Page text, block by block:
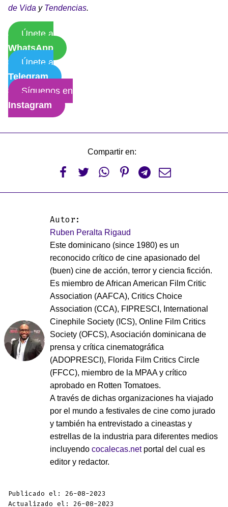
de Vida y Tendencias.
Únete a
WhatsApp
Únete a
Telegram
Síguenos en
Instagram
Compartir en:
     
Autor:
Ruben Peralta Rigaud
Este dominicano (since 1980) es un
reconocido crítico de cine apasionado del
(buen) cine de acción, terror y ciencia ficción.
Es miembro de African American Film Critic
Association (AAFCA), Critics Choice
Association (CCA), FIPRESCI, International
Cinephile Society (ICS), Online Film Critics
Society (OFCS), Asociación dominicana de
prensa y crítica cinematográfica
(ADOPRESCI), Florida Film Critics Circle
(FFCC), miembro de la MPAA y crítico
aprobado en Rotten Tomatoes.
A través de dichas organizaciones ha viajado
por el mundo a festivales de cine como jurado
y también ha entrevistado a cineastas y
estrellas de la industria para diferentes medios
incluyendo cocalecas.netportal del cual es
editor y redactor.
Publicado el: 26-08-2023
Actualizado el: 26-08-2023